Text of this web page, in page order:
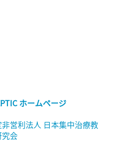
ホームページ
営利法人 日本集中治療教
会